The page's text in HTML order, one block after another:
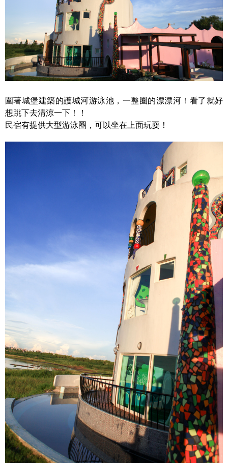
圍著城堡建築的護城河游泳池，一整圈的漂漂河！看了就好
想跳下去清涼一下！！
民宿有提供大型游泳圈，可以坐在上面玩耍！